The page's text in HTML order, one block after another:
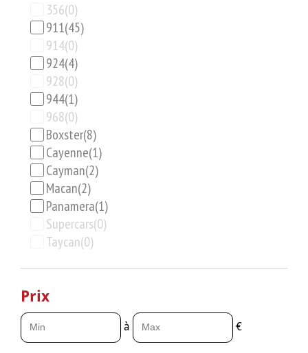
356(0)
911(45)
914(0)
924(4)
928(0)
944(1)
968(0)
Boxster(8)
Cayenne(1)
Cayman(2)
Macan(2)
Panamera(1)
Supercars(0)
Taycan(0)
Prix
à €